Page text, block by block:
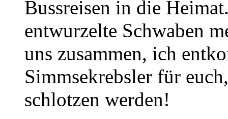
Bussreisen in die
entwurzelte Schwaben
uns zusammen, ich
Simmsekrebsler für
schlotzen werden!